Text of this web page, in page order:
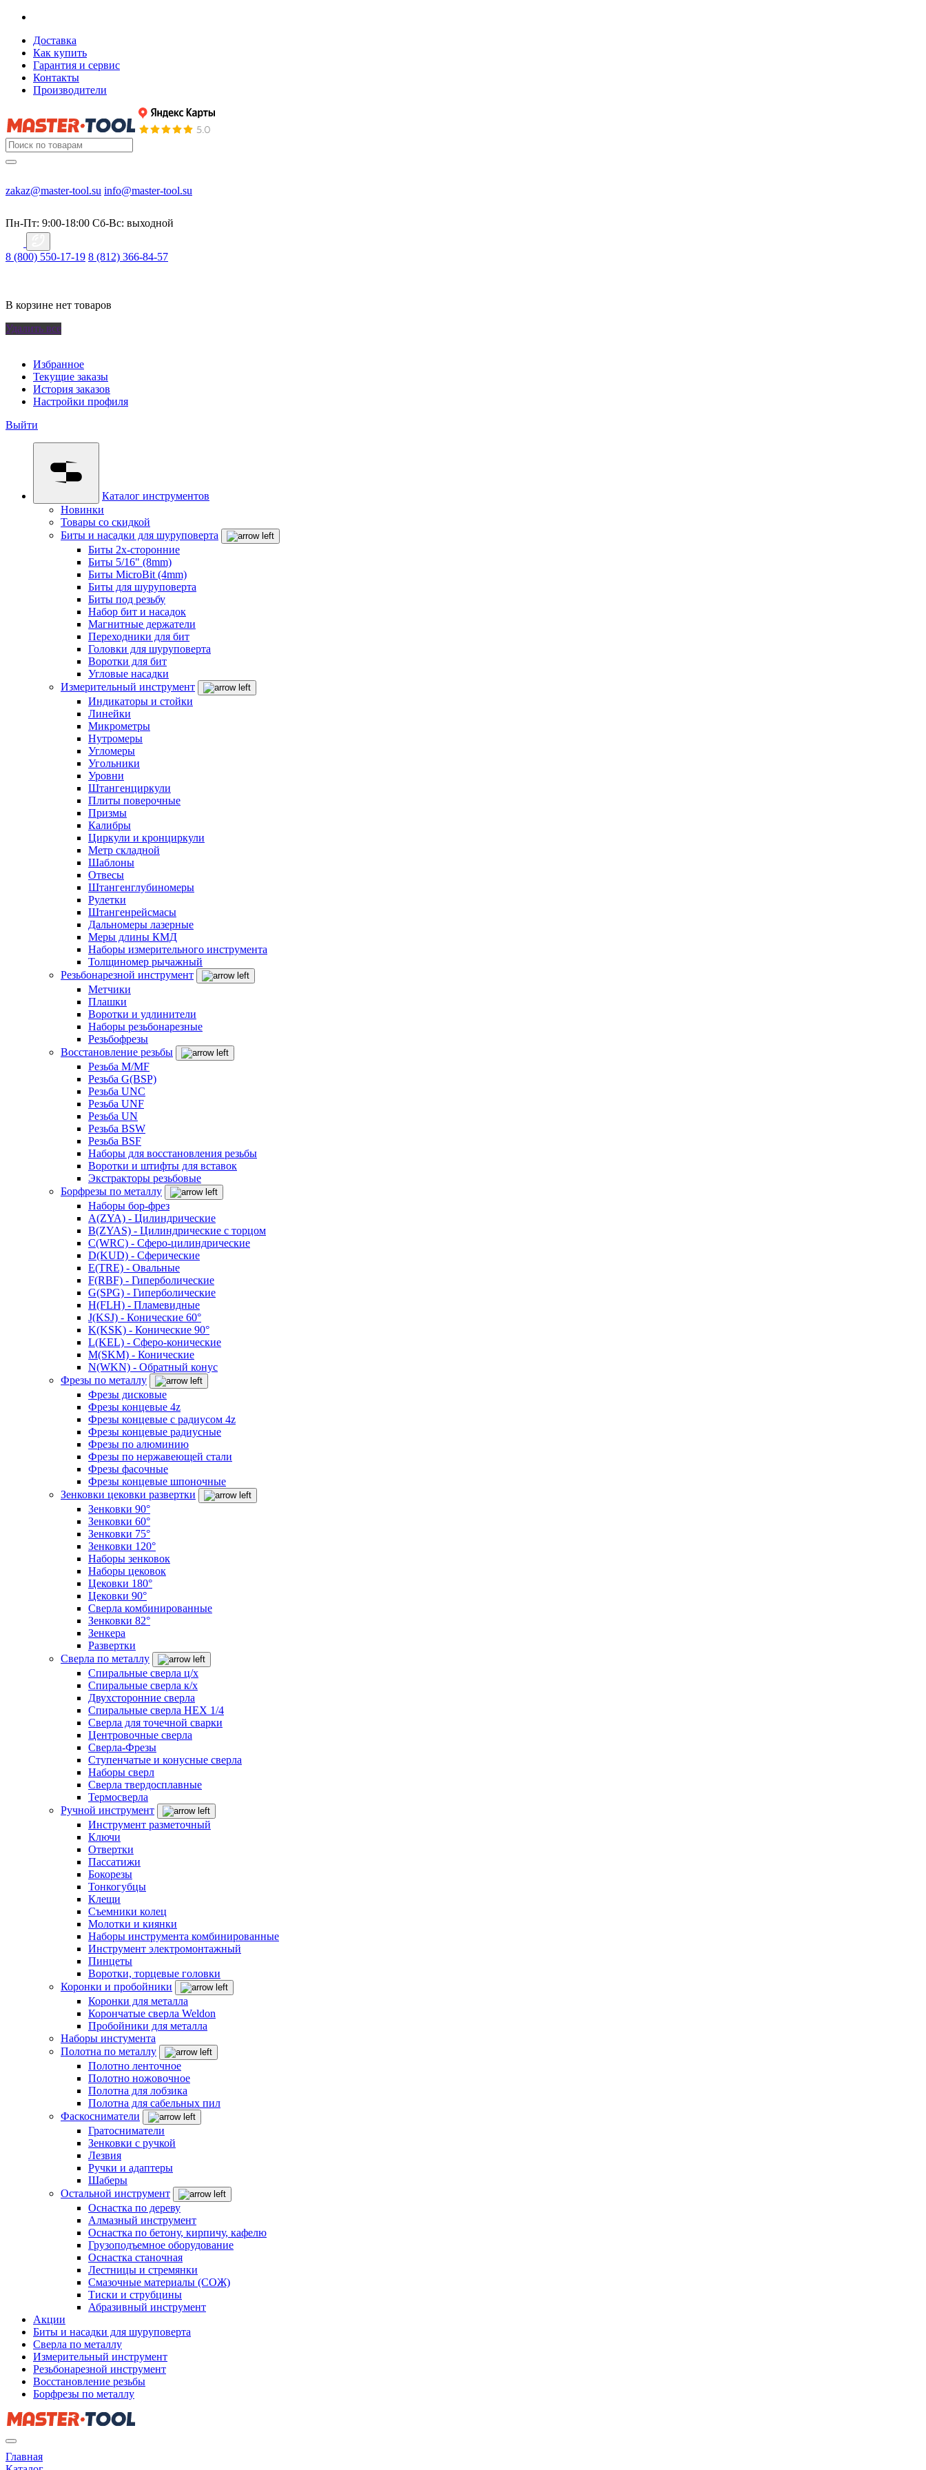
Доставка
Как купить
Гарантия и сервис
Контакты
Производители
zakaz@master-tool.su info@master-tool.su
Пн-Пт: 9:00-18:00 Cб-Вс: выходной
8 (800) 550-17-19 8 (812) 366-84-57
В корзине нет товаров
Удалить все
Избранное
Текущие заказы
История заказов
Настройки профиля
Выйти
Каталог инструментов
Новинки
Товары со скидкой
Биты и насадки для шуруповерта
Биты 2х-сторонние
Биты 5/16" (8mm)
Биты MicroBit (4mm)
Биты для шуруповерта
Биты под резьбу
Набор бит и насадок
Магнитные держатели
Переходники для бит
Головки для шуруповерта
Воротки для бит
Угловые насадки
Измерительный инструмент
Индикаторы и стойки
Линейки
Микрометры
Нутромеры
Угломеры
Угольники
Уровни
Штангенциркули
Плиты поверочные
Призмы
Калибры
Циркули и кронциркули
Метр складной
Шаблоны
Отвесы
Штангенглубиномеры
Рулетки
Штангенрейсмасы
Дальномеры лазерные
Меры длины КМД
Наборы измерительного инструмента
Толщиномер рычажный
Резьбонарезной инструмент
Метчики
Плашки
Воротки и удлинители
Наборы резьбонарезные
Резьбофрезы
Восстановление резьбы
Резьба M/MF
Резьба G(BSP)
Резьба UNC
Резьба UNF
Резьба UN
Резьба BSW
Резьба BSF
Наборы для восстановления резьбы
Воротки и штифты для вставок
Экстракторы резьбовые
Борфрезы по металлу
Наборы бор-фрез
A(ZYA) - Цилиндрические
B(ZYAS) - Цилиндрические с торцом
C(WRC) - Сферо-цилиндрические
D(KUD) - Сферические
E(TRE) - Овальные
F(RBF) - Гиперболические
G(SPG) - Гиперболические
H(FLH) - Пламевидные
J(KSJ) - Конические 60°
K(KSK) - Конические 90°
L(KEL) - Сферо-конические
M(SKM) - Конические
N(WKN) - Обратный конус
Фрезы по металлу
Фрезы дисковые
Фрезы концевые 4z
Фрезы концевые с радиусом 4z
Фрезы концевые радиусные
Фрезы по алюминию
Фрезы по нержавеющей стали
Фрезы фасочные
Фрезы концевые шпоночные
Зенковки цековки развертки
Зенковки 90°
Зенковки 60°
Зенковки 75°
Зенковки 120°
Наборы зенковок
Наборы цековок
Цековки 180°
Цековки 90°
Сверла комбинированные
Зенковки 82°
Зенкера
Развертки
Сверла по металлу
Спиральные сверла ц/х
Спиральные сверла к/х
Двухсторонние сверла
Спиральные сверла HEX 1/4
Сверла для точечной сварки
Центровочные сверла
Сверла-Фрезы
Ступенчатые и конусные сверла
Наборы сверл
Сверла твердосплавные
Термосверла
Ручной инструмент
Инструмент разметочный
Ключи
Отвертки
Пассатижи
Бокорезы
Тонкогубцы
Клещи
Съемники колец
Молотки и киянки
Наборы инструмента комбинированные
Инструмент электромонтажный
Пинцеты
Воротки, торцевые головки
Коронки и пробойники
Коронки для металла
Корончатые сверла Weldon
Пробойники для металла
Наборы инстумента
Полотна по металлу
Полотно ленточное
Полотно ножовочное
Полотна для лобзика
Полотна для сабельных пил
Фаскосниматели
Гратосниматели
Зенковки с ручкой
Лезвия
Ручки и адаптеры
Шаберы
Остальной инструмент
Оснастка по дереву
Алмазный инструмент
Оснастка по бетону, кирпичу, кафелю
Грузоподъемное оборудование
Оснастка станочная
Лестницы и стремянки
Смазочные материалы (СОЖ)
Тиски и струбцины
Абразивный инструмент
Акции
Биты и насадки для шуруповерта
Сверла по металлу
Измерительный инструмент
Резьбонарезной инструмент
Восстановление резьбы
Борфрезы по металлу
Главная